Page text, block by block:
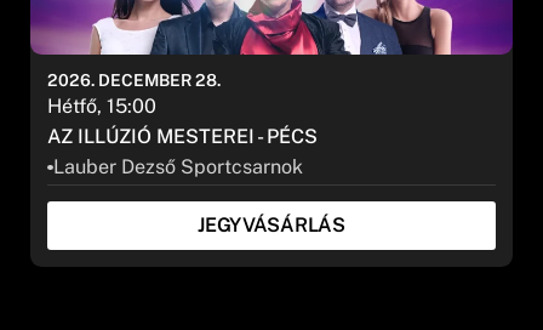
AZ ILLÚZIÓ MESTEREI - PÉCS
Lauber Dezső Sportcsarnok
2026. DECEMBER 28.
Hétfő, 15:00
JEGYVÁSÁRLÁS